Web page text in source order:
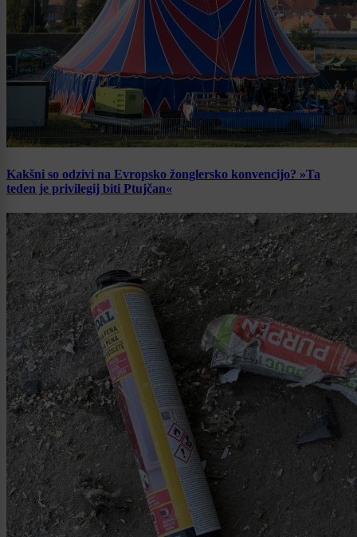
Kakšni so odzivi na Evropsko žonglersko konvencijo? »Ta
teden je privilegij biti Ptujčan«